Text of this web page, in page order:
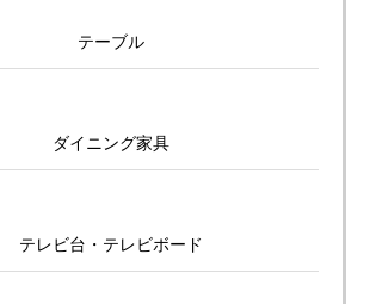
テーブル
ダイニング家具
テレビ台・テレビボード